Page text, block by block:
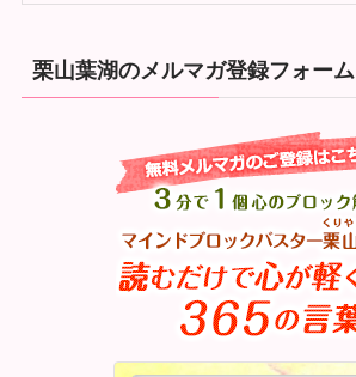
栗山葉湖のメルマガ登録フォーム